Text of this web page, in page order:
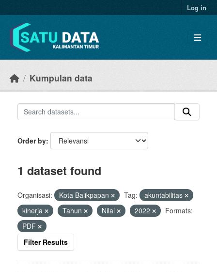
Log in
Kumpulan data
Order by
1 dataset found
Organisasi: Kota Balikpapan Tag:
akuntabilitas
kinerja
Tahun Nilai 2022
Formats:
PDF
Filter Results